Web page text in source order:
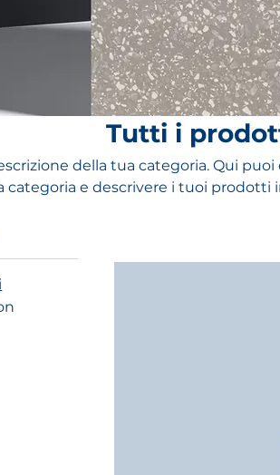
Tutti i
della tua categoria. Qui
categoria e descrivere i tuoi prodotti